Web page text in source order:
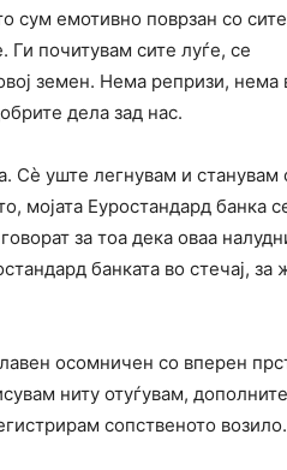
сум емотивно поврзан со
Ги почитувам сите луѓе, се
земен. Нема репризи, нема
дела зад нас.
Сѐ уште легнувам и станувам
мојата Еуростандард банка
за тоа дека оваа
банката во стечај, за
осомничен со вперен
ниту отуѓувам,
сопственото возило.